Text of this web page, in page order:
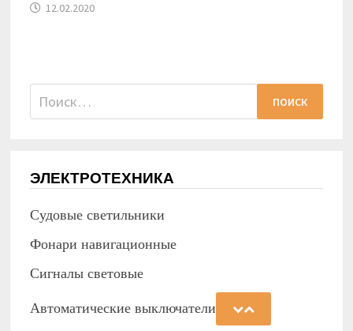
12.02.2020
Найти:
ЭЛЕКТРОТЕХНИКА
Судовые светильники
Фонари навигационные
Сигналы световые
Автоматические выключатели